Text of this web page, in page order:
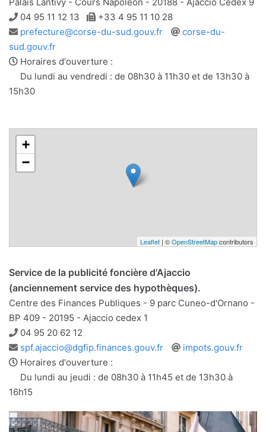
Téléphone
04 95 11 12 13 Télécopie
+33 4 95 11 10 28
Adresse
e-
mail
prefecture@corse-du-sud.gouv.fr
Site
corse-du-
sud.gouv.fr
Horaires d'ouverture :
Du lundi au vendredi : de 08h30 à 11h30 et de 13h30 à
15h30
+
−
Leaflet | ©OpenStreetMapcontributors
Service de la publicité foncière d'Ajaccio
(anciennement service des hypothèques).
Centre des Finances Publiques - 9 parc Cuneo-d'Ornano -
BP 409 - 20195 - Ajaccio cedex 1
Téléphone
04 95 20 62 12
Adresse
e-
mail
spf.ajaccio@dgfip.finances.gouv.fr
Site
impots.gouv.fr
Horaires d'ouverture :
Du lundi au jeudi : de 08h30 à 11h45 et de 13h30 à
16h15